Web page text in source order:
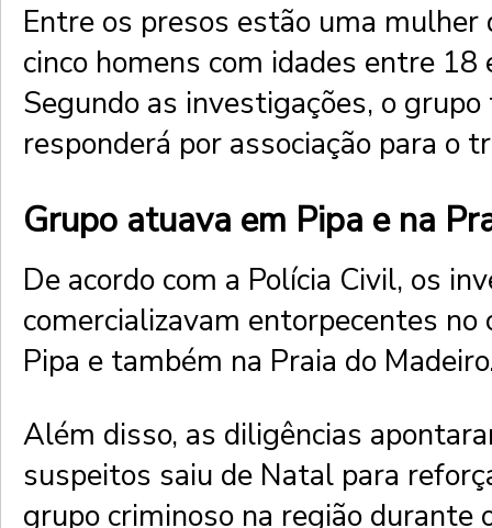
Entre os presos estão uma mulher
cinco homens com idades entre 18
Segundo as investigações, o
responderá por associação para o
Grupo atuava em Pipa e na
De acordo com a Polícia Civil, os
comercializavam entorpecentes no
Pipa e também na Praia do
Além disso, as diligências
suspeitos saiu de Natal para
grupo criminoso na região durante